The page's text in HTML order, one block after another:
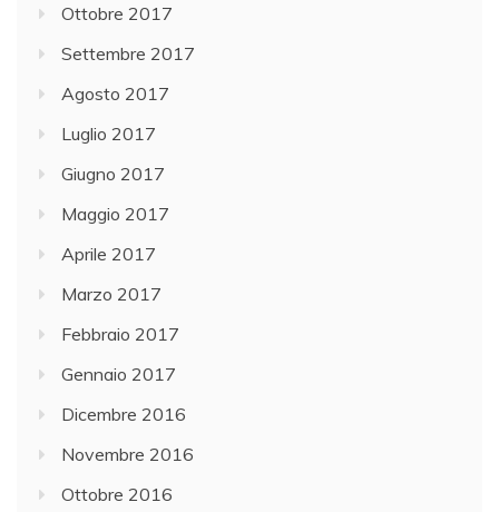
Ottobre 2017
Settembre 2017
Agosto 2017
Luglio 2017
Giugno 2017
Maggio 2017
Aprile 2017
Marzo 2017
Febbraio 2017
Gennaio 2017
Dicembre 2016
Novembre 2016
Ottobre 2016